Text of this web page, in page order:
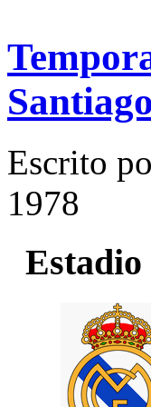
Escrito
1978
Estadio